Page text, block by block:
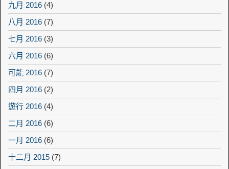
九月 2016 (4)
八月 2016 (7)
七月 2016 (3)
六月 2016 (6)
可能 2016 (7)
四月 2016 (2)
遊行 2016 (4)
二月 2016 (6)
一月 2016 (6)
十二月 2015 (7)